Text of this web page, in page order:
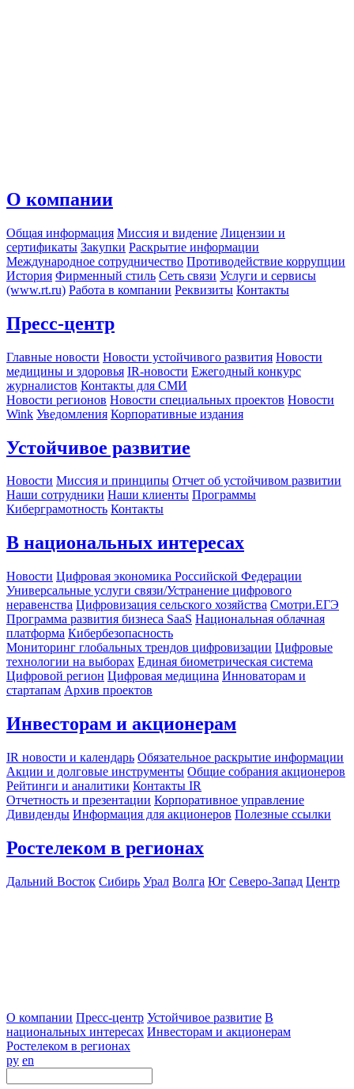
О компании
Общая информация Миссия и видение Лицензии и
сертификаты Закупки Раскрытие информации
Международное сотрудничество Противодействие коррупции
История Фирменный стиль Сеть связи Услуги и сервисы
(www.rt.ru) Работа в компании Реквизиты Контакты
Пресс-центр
Главные новости Новости устойчивого развития Новости
медицины и здоровья IR-новости Ежегодный конкурс
журналистов Контакты для СМИ
Новости регионов Новости специальных проектов Новости
Wink Уведомления Корпоративные издания
Устойчивое развитие
Новости Миссия и принципы Отчет об устойчивом развитии
Наши сотрудники Наши клиенты Программы
Киберграмотность Контакты
В национальных интересах
Новости Цифровая экономика Российской Федерации
Универсальные услуги связи/Устранение цифрового
неравенства Цифровизация сельского хозяйства Смотри.ЕГЭ
Программа развития бизнеса SaaS Национальная облачная
платформа Кибербезопасность
Мониторинг глобальных трендов цифровизации Цифровые
технологии на выборах Единая биометрическая система
Цифровой регион Цифровая медицина Инноваторам и
стартапам Архив проектов
Инвесторам и акционерам
IR новости и календарь Обязательное раскрытие информации
Акции и долговые инструменты Общие собрания акционеров
Рейтинги и аналитики Контакты IR
Отчетность и презентации Корпоративное управление
Дивиденды Информация для акционеров Полезные ссылки
Ростелеком в регионах
Дальний Восток Сибирь Урал Волга Юг Северо-Запад Центр
О компании Пресс-центр Устойчивое развитие В
национальных интересах Инвесторам и акционерам
Ростелеком в регионах
ру en